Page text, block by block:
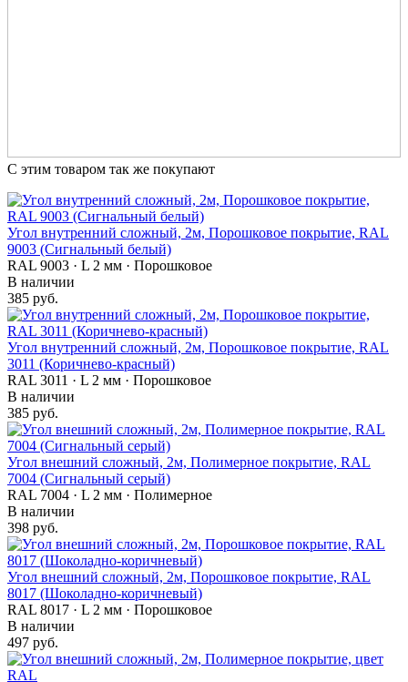
С этим товаром так же покупают
Угол внутренний сложный, 2м, Порошковое покрытие, RAL
9003 (Сигнальный белый)
RAL 9003 · L 2 мм · Порошковое
В наличии
385 руб.
Угол внутренний сложный, 2м, Порошковое покрытие, RAL
3011 (Коричнево-красный)
RAL 3011 · L 2 мм · Порошковое
В наличии
385 руб.
Угол внешний сложный, 2м, Полимерное покрытие, RAL
7004 (Сигнальный серый)
RAL 7004 · L 2 мм · Полимерное
В наличии
398 руб.
Угол внешний сложный, 2м, Порошковое покрытие, RAL
8017 (Шоколадно-коричневый)
RAL 8017 · L 2 мм · Порошковое
В наличии
497 руб.